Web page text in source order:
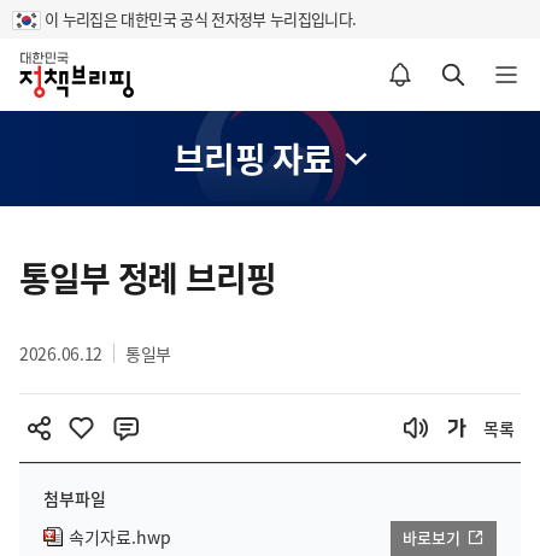
이 누리집은 대한민국 공식 전자정부 누리집입니다.
홈
알림설정 바로가기 검색 바로가기 메뉴 열기
브리핑 자료
텐
츠
역
통일부 정례 브리핑
2026.06.12 통일부
목록
첨부파일
속기자료.hwp
바로보기